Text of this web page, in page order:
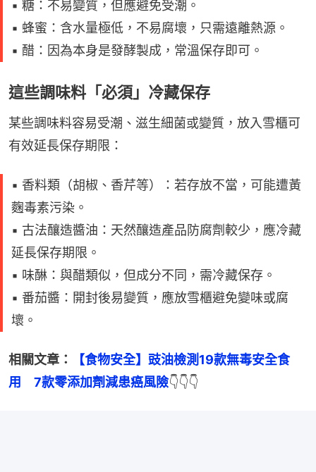
▪️ 糖：不易變質，但應避免受潮。
▪️ 蜂蜜：含水量極低，不易腐壞，只需遠離熱源。
▪️ 醋：因為本身是發酵製成，常溫保存即可。
這些調味料「必須」冷藏保存
某些調味料容易受潮、滋生細菌或變質，放入雪櫃可
有效延長保存期限：
▪️ 香料類（胡椒、香芹等）：若存放不當，可能遭黃
麴毒素污染。
▪️ 古法釀造醬油：天然釀造產品防腐劑較少，應冷藏
延長保存期限。
▪️ 味醂：與醋類似，但成分不同，需冷藏保存。
▪️ 番茄醬：開封後易變質，應放雪櫃避免變味或腐
壞。
相關文章：
【食物安全】豉油檢測19款無毒安全食
用　7款零添加劑減患癌風險👇👇👇